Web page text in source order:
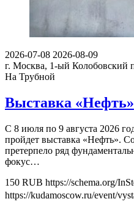
2026-07-08 2026-08-09
г. Москва, 1-ый Колобовский
На Трубной
Выставка «Нефть»
С 8 июля по 9 августа 2026
пройдет выставка «Нефть».
претерпело ряд
фокус…
150 RUB https://schema.org/
https://kudamoscow.ru/event/